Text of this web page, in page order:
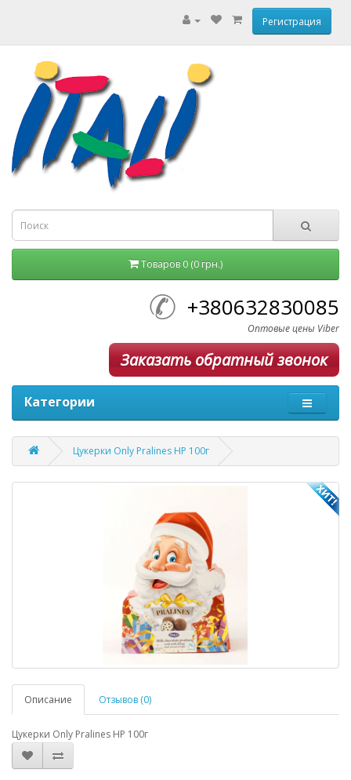
Регистрация
Товаров 0 (0 грн.)
+380632830085
Оптовые цены Viber
Заказать обратный звонок
Категории
Цукерки Only Pralines НР 100г
Описание Отзывов (0)
Цукерки Only Pralines НР 100г